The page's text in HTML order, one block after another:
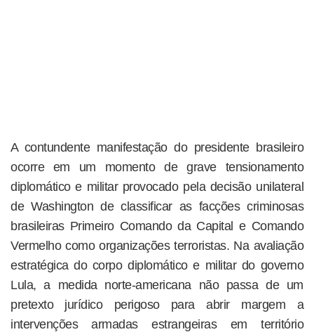
A contundente manifestação do presidente brasileiro
ocorre em um momento de grave tensionamento
diplomático e militar provocado pela decisão unilateral
de Washington de classificar as facções criminosas
brasileiras Primeiro Comando da Capital e Comando
Vermelho como organizações terroristas. Na avaliação
estratégica do corpo diplomático e militar do governo
Lula, a medida norte-americana não passa de um
pretexto jurídico perigoso para abrir margem a
intervenções armadas estrangeiras em território